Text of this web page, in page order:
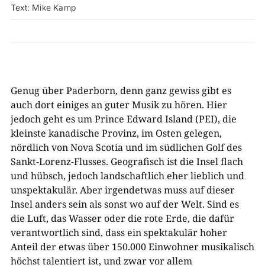
Text: Mike Kamp
Genug über Paderborn, denn ganz gewiss gibt es
auch dort einiges an guter Musik zu hören. Hier
jedoch geht es um Prince Edward Island (PEI), die
kleinste kanadische Provinz, im Osten gelegen,
nördlich von Nova Scotia und im südlichen Golf des
Sankt-Lorenz-Flusses. Geografisch ist die Insel flach
und hübsch, jedoch landschaftlich eher lieblich und
unspektakulär. Aber irgendetwas muss auf dieser
Insel anders sein als sonst wo auf der Welt. Sind es
die Luft, das Wasser oder die rote Erde, die dafür
verantwortlich sind, dass ein spektakulär hoher
Anteil der etwas über 150.000 Einwohner musikalisch
höchst talentiert ist, und zwar vor allem